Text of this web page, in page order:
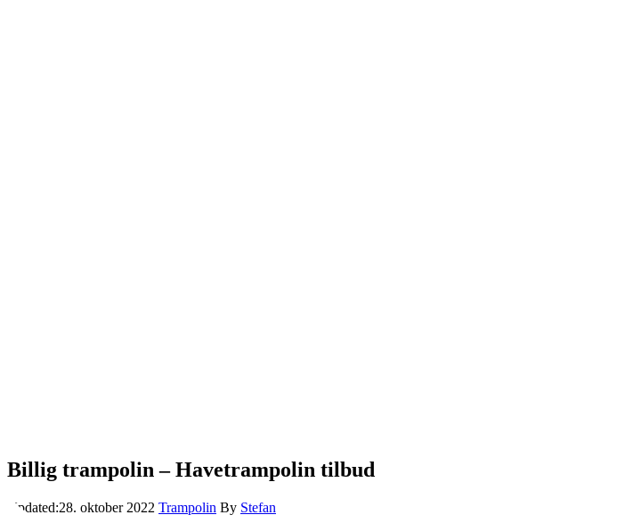
Billig trampolin – Havetrampolin tilbud
Updated:28. oktober 2022 Trampolin By Stefan